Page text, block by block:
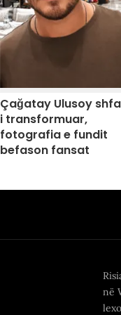
Çağatay Ulusoy
i transformuar,
fotografia e fundit
befason fansat
në